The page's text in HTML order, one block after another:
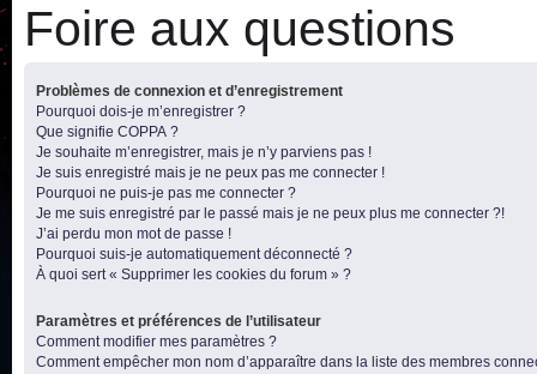
Foire aux questions
Problèmes de connexion et d’enregistrement
Pourquoi dois-je m’enregistrer ?
Que signifie COPPA ?
Je souhaite m’enregistrer, mais je n’y parviens pas !
Je suis enregistré mais je ne peux pas me connecter !
Pourquoi ne puis-je pas me connecter ?
Je me suis enregistré par le passé mais je ne peux plus me connecter ?!
J’ai perdu mon mot de passe !
Pourquoi suis-je automatiquement déconnecté ?
À quoi sert « Supprimer les cookies du forum » ?
Paramètres et préférences de l’utilisateur
Comment modifier mes paramètres ?
Comment empêcher mon nom d’apparaître dans la liste des membres